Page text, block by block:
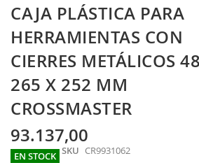
Skip
to
the
beginning
of
the
images
gallery
CAJA PLÁSTICA PARA
HERRAMIENTAS CON
CIERRES METÁLICOS
265 X 252 MM
CROSSMASTER
93.137,00
EN STOCK SKU CR9931062